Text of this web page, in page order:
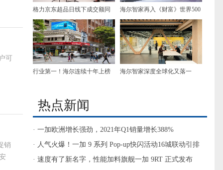
可
销
格力京东超品日线下成交额同
比增长117%！ 全品类产品实现
全面增长
海尔智家再入《财富》世界500
强，排名上升12位
行业第一！海尔连续十年上榜
强
海尔智家深度全球化又落一
热点新闻
· 一加欧洲增长强劲，2021年Q1销量增长388%
· 人气火爆！一加 9 系列 Pop-up快闪活动16城联动引排
队热潮
· 速度有了新名字，性能加料旗舰一加 9RT 正式发布